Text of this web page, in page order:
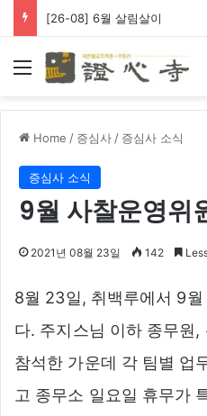
[26-08] 6월 살림살이
Menu
Home / 증심사 / 증심사 소식
증심사 소식
9월 사찰운영위
2021년 08월 23일 142
8월 23일, 취백루에서 9
다. 주지스님 이하 종무원,
참석한 가운데 각 팀별 업
고 종무소 일요일 휴무가